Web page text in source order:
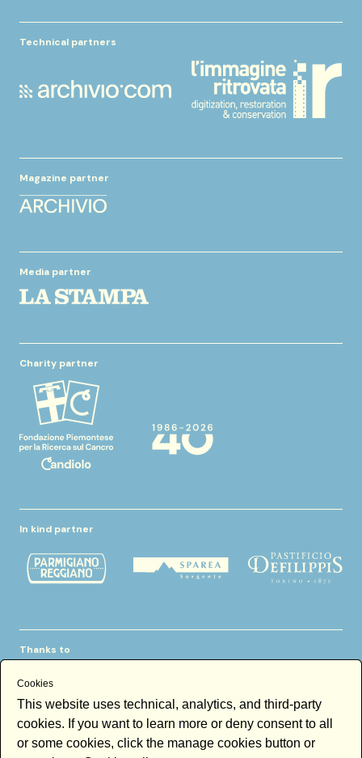
Technical partners
Magazine partner
Media partner
Charity partner
In kind partner
Thanks to
Cookies
This website uses technical, analytics, and third-party
cookies. If you want to learn more or deny consent to all
or some cookies, click the manage cookies button or